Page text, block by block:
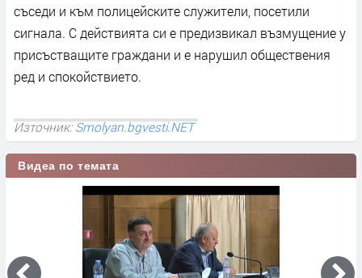
съседи и към полицейските служители, посетили
сигнала. С действията си е предизвикал възмущение у
присъстващите граждани и е нарушил обществения
ред и спокойствието.
Източник:Smolyan.bgvesti.NET
Видеа по темата